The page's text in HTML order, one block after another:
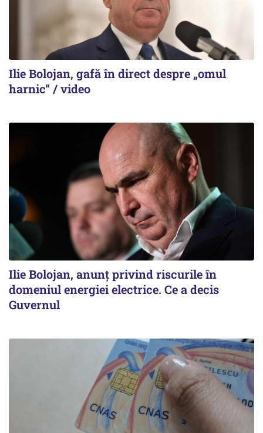
Ilie Bolojan, gafă în direct despre „omul
harnic“ / video
Ilie Bolojan, anunț privind riscurile în
domeniul energiei electrice. Ce a decis
Guvernul